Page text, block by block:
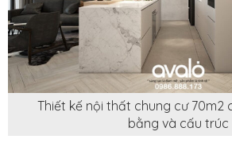
Thiết kế nội thất chung cư 70m2
bằng và cấu trúc